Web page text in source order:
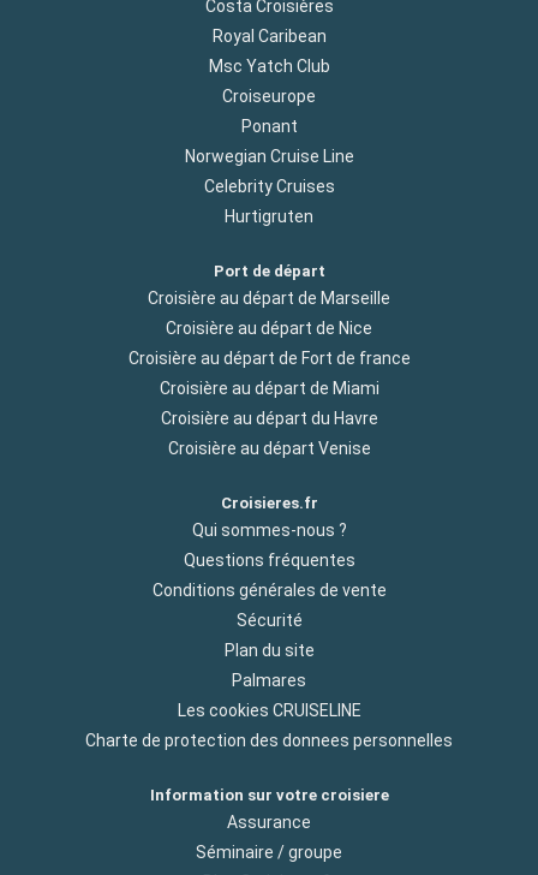
Costa Croisières
Royal Caribean
Msc Yatch Club
Croiseurope
Ponant
Norwegian Cruise Line
Celebrity Cruises
Hurtigruten
Port de départ
Croisière au départ de Marseille
Croisière au départ de Nice
Croisière au départ de Fort de france
Croisière au départ de Miami
Croisière au départ du Havre
Croisière au départ Venise
Croisieres.fr
Qui sommes-nous ?
Questions fréquentes
Conditions générales de vente
Sécurité
Plan du site
Palmares
Les cookies CRUISELINE
Charte de protection des donnees personnelles
Information sur votre croisiere
Assurance
Séminaire / groupe